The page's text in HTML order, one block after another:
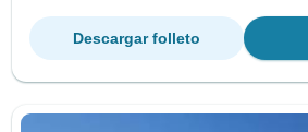
Descargar folleto